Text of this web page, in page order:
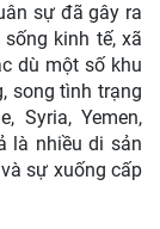
sự đã gây ra
kinh tế, xã
dù một số khu
song tình trạng
Syria, Yemen,
là nhiều di sản
sự xuống cấp